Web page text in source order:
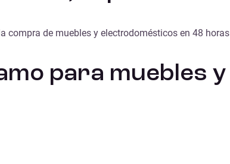
de muebles y electrodomésticos en 48
para muebles y